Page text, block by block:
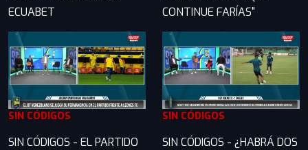
ECUABET
CONTINUE FARÍAS"
SIN CÓDIGOS
SIN CÓDIGOS - EL PARTIDO
SIN CÓDIGOS
SIN CÓDIGOS - ¿HABRÁ DOS